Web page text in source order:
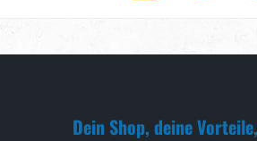
Dein Shop, deine